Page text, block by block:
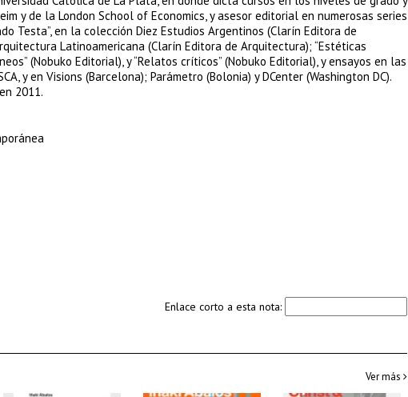
y de la London School of Economics, y asesor editorial en numerosas series
Testa”, en la colección Diez Estudios Argentinos (Clarín Editora de
Latinoamericana (Clarín Editora de Arquitectura); “Estéticas
(Nobuko Editorial), y “Relatos críticos” (Nobuko Editorial), y ensayos en las
y en Visions (Barcelona); Parámetro (Bolonia) y DCenter (Washington DC).
2011.
Enlace corto a esta nota:
Ver más